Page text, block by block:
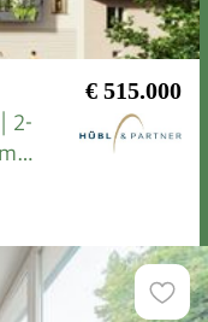
€ 515.000
2-